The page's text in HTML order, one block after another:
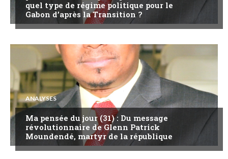
quel type de régime politique pour le
Gabon d’après la Transition ?
ANALYSES
Ma pensée du jour (31) : Du message
révolutionnaire de Glenn Patrick
Moundendé, martyr de la république